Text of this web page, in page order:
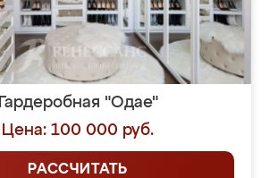
Гардеробная "Одае"
Цена: 100 000 руб.
РАССЧИТАТЬ